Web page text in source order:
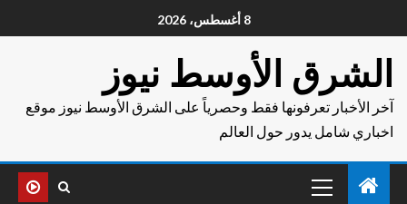
8 أغسطس، 2026
الشرق الأوسط نيوز
آخر الأخبار تعرفونها فقط وحصرياً على الشرق الأوسط نيوز موقع
اخباري شامل يدور حول العالم